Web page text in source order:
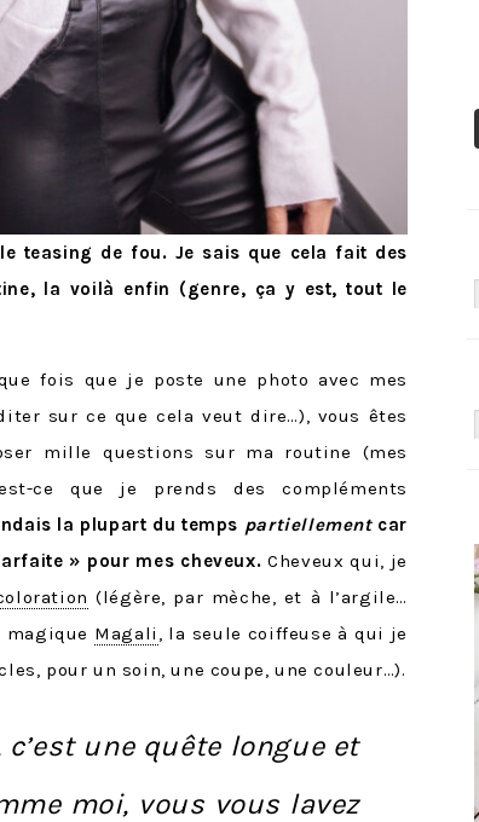
le teasing de fou. Je sais que cela fait des
la voilà enfin (genre, ça y est, tout le
fois que je poste une photo avec mes
sur ce que cela veut dire…), vous êtes
mille questions sur ma routine (mes
ce que je prends des compléments
la plupart du temps partiellementcar
» pour mes cheveux.Cheveux qui, je
(légère, par mèche, et à l’argile…
magique Magali
, la seule coiffeuse à qui je
pour un soin, une coupe, une couleur…).
une quête longue et
moi, vous vous lavez